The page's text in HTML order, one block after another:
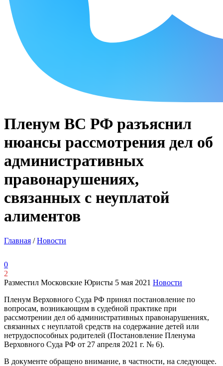
Пленум ВС РФ разъяснил
нюансы рассмотрения дел об
административных
правонарушениях,
связанных с неуплатой
алиментов
Главная /Новости
0
2
Разместил Московские Юристы 5 мая 2021 Новости
Пленум Верховного Суда РФ принял постановление по
вопросам, возникающим в судебной практике при
рассмотрении дел об административных правонарушениях,
связанных с неуплатой средств на содержание детей или
нетрудоспособных родителей (Постановление Пленума
Верховного Суда РФ от 27 апреля 2021 г. № 6).
В документе обращено внимание, в частности, на следующее.